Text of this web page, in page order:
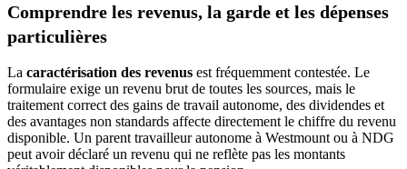
Comprendre les revenus, la garde et les dépenses
particulières
La caractérisation des revenus est fréquemment contestée. Le
formulaire exige un revenu brut de toutes les sources, mais le
traitement correct des gains de travail autonome, des dividendes et
des avantages non standards affecte directement le chiffre du revenu
disponible. Un parent travailleur autonome à Westmount ou à NDG
peut avoir déclaré un revenu qui ne reflète pas les montants